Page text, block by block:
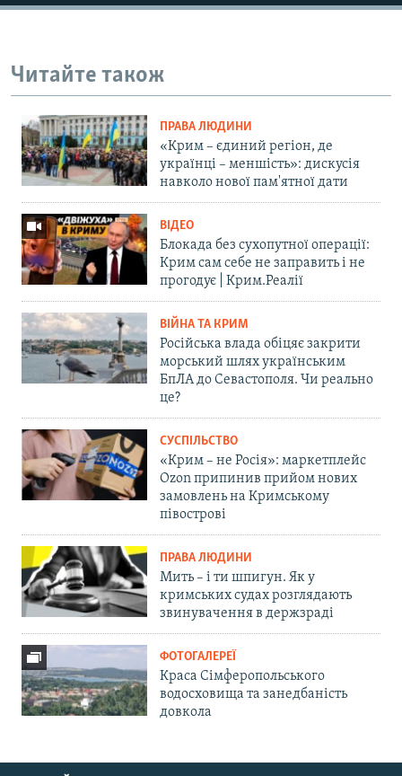
Читайте також
ПРАВА ЛЮДИНИ
«Крим – єдиний регіон, де
українці – меншість»: дискусія
навколо нової пам'ятної дати
ВІДЕО
Блокада без сухопутної операції:
Крим сам себе не заправить і не
прогодує | Крим.Реалії
ВІЙНА ТА КРИМ
Російська влада обіцяє закрити
морський шлях українським
БпЛА до Севастополя. Чи реально
це?
СУСПІЛЬСТВО
«Крим – не Росія»: маркетплейс
Ozon припинив прийом нових
замовлень на Кримському
півострові
ПРАВА ЛЮДИНИ
Мить – і ти шпигун. Як у
кримських судах розглядають
звинувачення в держзраді
ФОТОГАЛЕРЕЇ
Краса Сімферопольського
водосховища та занедбаність
довкола